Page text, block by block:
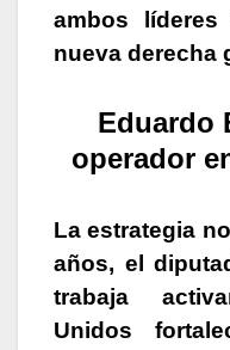
ambos
nueva derecha
Eduardo
operador
La estrategia
años, el
trabaja
Unidos